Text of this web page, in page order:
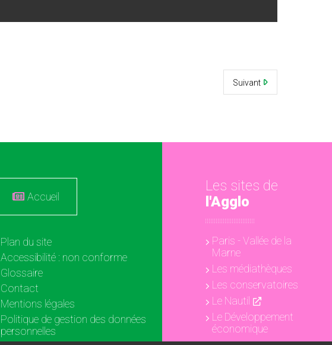
Suivant
Accueil
Plan du site
Accessibilité : non conforme
Glossaire
Contact
Mentions légales
Politique de gestion des données
personnelles
Les sites de
l'Agglo
Paris - Vallée de la
Marne
Les médiathèques
Les conservatoires
Le Nautil
Le Développement
économique